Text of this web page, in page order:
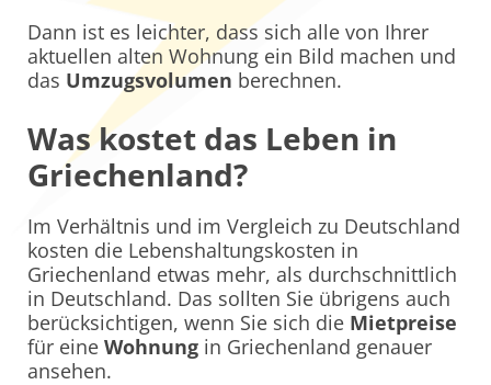
Dann ist es leichter, dass sich alle von Ihrer
aktuellen alten Wohnung ein Bild machen und
das Umzugsvolumen berechnen.
Was kostet das Leben in
Griechenland?
Im Verhältnis und im Vergleich zu Deutschland
kosten die Lebenshaltungskosten in
Griechenland etwas mehr, als durchschnittlich
in Deutschland. Das sollten Sie übrigens auch
berücksichtigen, wenn Sie sich die Mietpreise
für eine Wohnung in Griechenland genauer
ansehen.